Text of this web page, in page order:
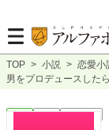
TOP > 小説 > 恋愛小
男をプロデュースした
恋愛 完結 ｼｮｰﾄｼｮｰﾄ